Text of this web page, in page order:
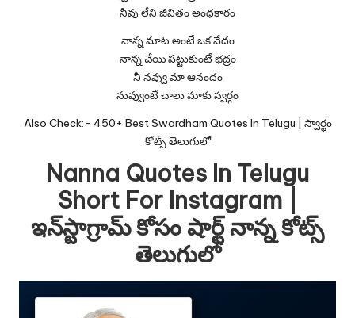
నీవు లేని జీవితం అంధకారం
నాన్న మాట అంటే ఒక వేదం
నాన్న చేయి పట్టుకుంటే భద్రం
నీ నవ్వు మా ఆనందం
నువ్వుంటే చాలు మాకు స్వర్గం
Also Check:- 450+ Best Swardham Quotes In Telugu | స్వార్థం
కోట్స్ తెలుగులో
Nanna Quotes In Telugu
Short For Instagram |
ఇన్‌స్టాగ్రామ్ కోసం షార్ట్ నాన్న కోట్స్
తెలుగులో